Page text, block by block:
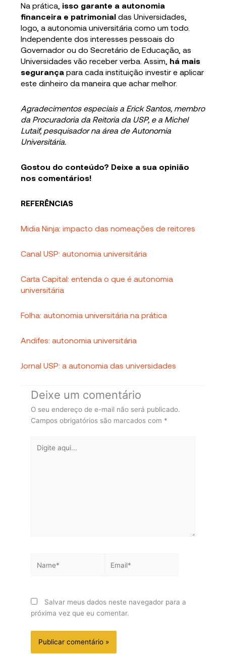
Na prática, isso garante a autonomia
financeira e patrimonial das Universidades,
logo, a autonomia universitária como um todo.
Independente dos interesses pessoais do
Governador ou do Secretário de Educação, as
Universidades vão receber verba. Assim, há mais
segurança para cada instituição investir e aplicar
este dinheiro da maneira que achar melhor.
Agradecimentos especiais a Erick Santos, membro
da Procuradoria da Reitoria da USP, e a Michel
Lutaif, pesquisador na área de Autonomia
Universitária.
Gostou do conteúdo? Deixe a sua opinião
nos comentários!
REFERÊNCIAS
Midia Ninja: impacto das nomeações de reitores
Canal USP: autonomia universitária
Carta Capital: entenda o que é autonomia
universitária
Folha: autonomia universitária na prática
Andifes: autonomia universitária
Jornal USP: a autonomia das universidades
Deixe um comentário
O seu endereço de e-mail não será publicado.
Campos obrigatórios são marcados com *
aqui...
Salvar meus dados neste navegador para a
próxima vez que eu comentar.